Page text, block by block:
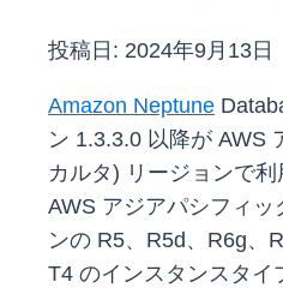
投稿日: 2024年9月13日
Amazon Neptune
ン 1.3.3.0 以降が AWS
カルタ) リージョンで利
AWS アジアパシフィッ
ンの R5、R5d、R6g、
T4 のインスタンスタイ